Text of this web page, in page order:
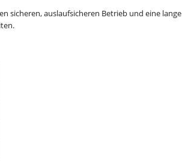
sicheren, auslaufsicheren Betrieb und eine lange